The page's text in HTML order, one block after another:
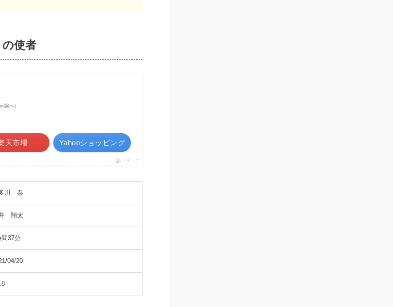
使者
調べ）
天市場 Yahooショッピング
ポチップ
川 泰
翔太
間37分
04/20